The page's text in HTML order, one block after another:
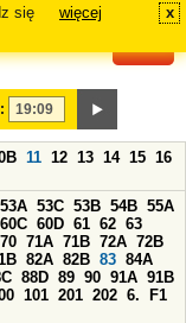
się
więcej x
11 12 13 14 15 16
53A 53C 53B 54B 55A
60C 60D 61 62 63
70 71A 71B 72A 72B
82A 82B 83 84A
88D 89 90 91A 91B
101 201 202 6.
F1